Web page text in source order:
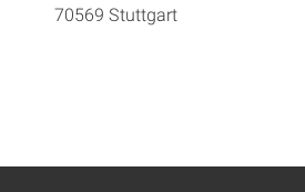
70569 Stuttgart